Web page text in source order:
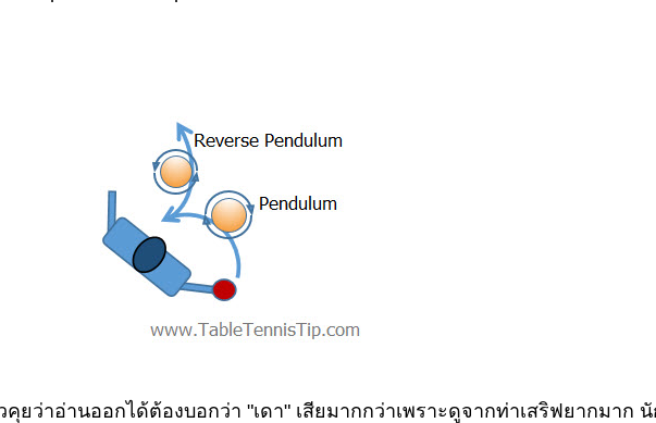
ยว่าอ่านออกได้ต้องบอกว่า "เดา" เสียมากกว่าเพราะดูจากท่าเสริฟยากมาก